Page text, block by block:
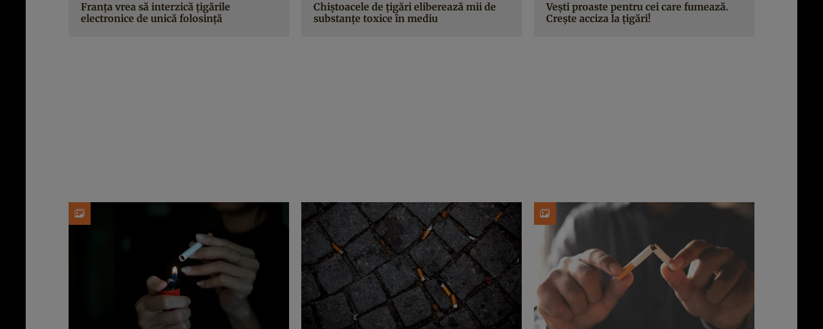
Franța vrea să interzică țigările
electronice de unică folosință
Chiștoacele de țigări eliberează mii de
substanțe toxice în mediu
Vești proaste pentru cei care fumează.
Crește acciza la țigări!